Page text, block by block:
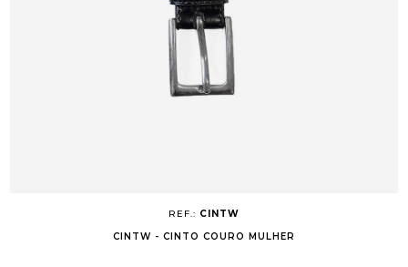
REF.: CINTW
CINTW - CINTO COURO MULHER